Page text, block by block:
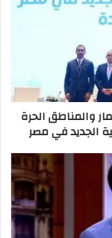
والمناطق الحرة
الجديد في مصر